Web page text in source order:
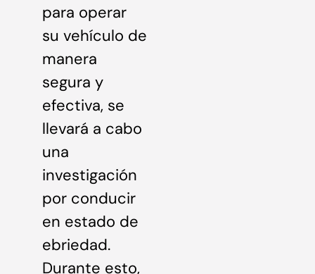
para operar
su vehículo de
manera
segura y
efectiva, se
llevará a cabo
una
investigación
por conducir
en estado de
ebriedad.
Durante esto,